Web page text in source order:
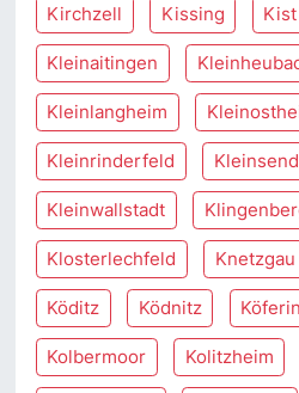
Kirchzell Kissing Kist
Kleinaitingen
Kleinlangheim
Kleinrinderfeld
Kleinwallstadt
Klosterlechfeld Knetzgau
Köditz Ködnitz
Kolbermoor Kolitzheim